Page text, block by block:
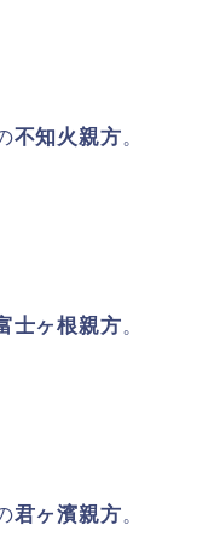
不知火親方。
士ヶ根親方。
君ヶ濱親方。